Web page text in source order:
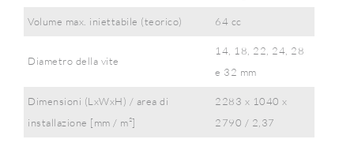
Volume max. iniettabile (teorico) 64 cc
Diametro della vite
14, 18, 22, 24, 28
e 32 mm
Dimensioni (LxWxH) / area di
installazione [mm / m²]
2283 x 1040 x
2790 / 2,37